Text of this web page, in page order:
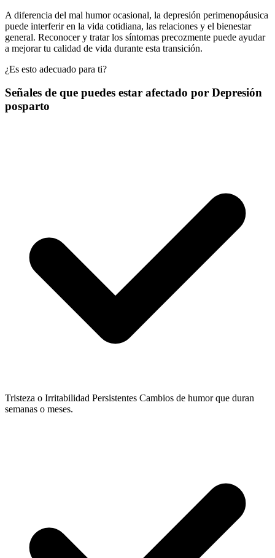
A diferencia del mal humor ocasional, la depresión perimenopáusica
puede interferir en la vida cotidiana, las relaciones y el bienestar
general. Reconocer y tratar los síntomas precozmente puede ayudar
a mejorar tu calidad de vida durante esta transición.
¿Es esto adecuado para ti?
Señales de que puedes estar afectado por Depresión
posparto
Tristeza o Irritabilidad Persistentes Cambios de humor que duran
semanas o meses.